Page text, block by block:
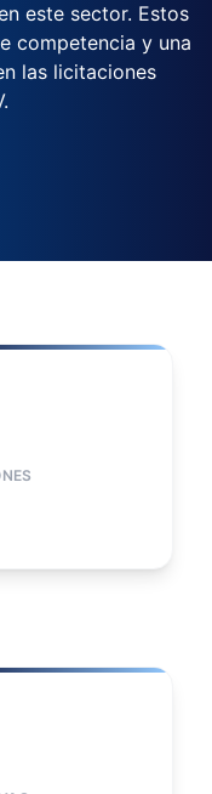
este sector. Estos
competencia y una
las licitaciones